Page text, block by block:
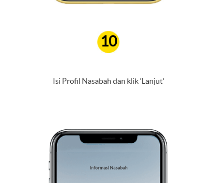
10
Isi Profil Nasabah dan klik ‘Lanjut’